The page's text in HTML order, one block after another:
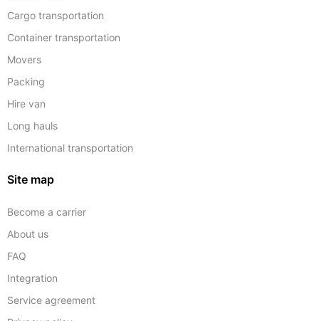
Cargo transportation
Container transportation
Movers
Packing
Hire van
Long hauls
International transportation
Site map
Become a carrier
About us
FAQ
Integration
Service agreement